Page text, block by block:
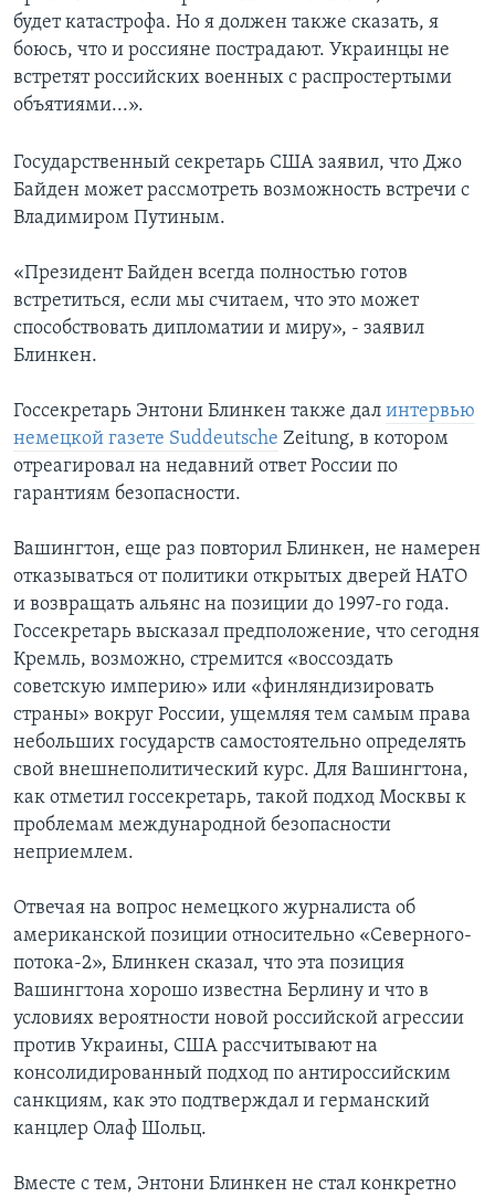
будет катастрофа. Но я должен также сказать, я
боюсь, что и россияне пострадают. Украинцы не
встретят российских военных с распростертыми
объятиями...».
Государственный секретарь США заявил, что Джо
Байден может рассмотреть возможность встречи с
Владимиром Путиным.
«Президент Байден всегда полностью готов
встретиться, если мы считаем, что это может
способствовать дипломатии и миру», - заявил
Блинкен.
Госсекретарь Энтони Блинкен также дал интервью
немецкой газете Suddeutsche Zeitung, в котором
отреагировал на недавний ответ России по
гарантиям безопасности.
Вашингтон, еще раз повторил Блинкен, не намерен
отказываться от политики открытых дверей НАТО
и возвращать альянс на позиции до 1997-го года.
Госсекретарь высказал предположение, что сегодня
Кремль, возможно, стремится «воссоздать
советскую империю» или «финляндизировать
страны» вокруг России, ущемляя тем самым права
небольших государств самостоятельно определять
свой внешнеполитический курс. Для Вашингтона,
как отметил госсекретарь, такой подход Москвы к
проблемам международной безопасности
неприемлем.
Отвечая на вопрос немецкого журналиста об
американской позиции относительно «Северного-
потока-2», Блинкен сказал, что эта позиция
Вашингтона хорошо известна Берлину и что в
условиях вероятности новой российской агрессии
против Украины, США рассчитывают на
консолидированный подход по антироссийским
санкциям, как это подтверждал и германский
канцлер Олаф Шольц.
Вместе с тем, Энтони Блинкен не стал конкретно